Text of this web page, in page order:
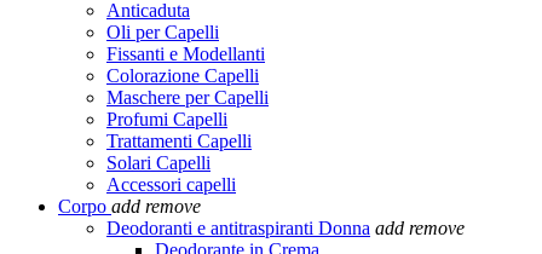
Anticaduta
Oli per Capelli
Fissanti e Modellanti
Colorazione Capelli
Maschere per Capelli
Profumi Capelli
Trattamenti Capelli
Solari Capelli
Accessori capelli
Corpo add remove
Deodoranti e antitraspiranti Donna add remove
Deodorante in Crema